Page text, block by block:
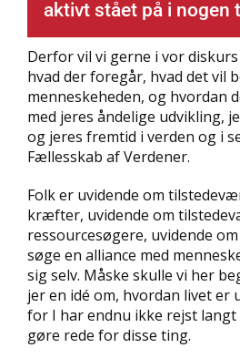
aktivt stået på i nogen
Derfor vil vi gerne i vor
hvad der foregår, hvad det vil
menneskeheden, og hvordan
med jeres åndelige udvikling,
og jeres fremtid i verden og i
Fællesskab af Verdener.
Folk er uvidende om
kræfter, uvidende om
ressourcesøgere, uvidende
søge en alliance med
sig selv. Måske skulle vi her
jer en idé om, hvordan livet er
for I har endnu ikke rejst langt
gøre rede for disse ting.